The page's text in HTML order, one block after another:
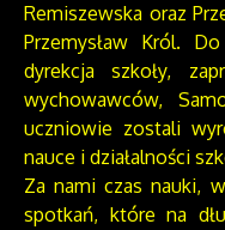
Remiszewska oraz
Przemysław Król.
dyrekcja szkoły,
wychowawców,
uczniowie zostali
nauce i działalności
Za nami czas nauki,
spotkań, które na